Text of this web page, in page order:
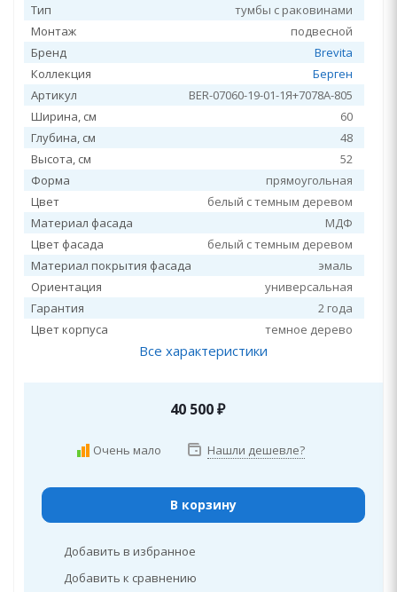
Тип
тумбы с раковинами
Монтаж
подвесной
Бренд
Brevita
Коллекция
Берген
Артикул
BER-07060-19-01-1Я+7078A-805
Ширина, см
60
Глубина, см
48
Высота, см
52
Форма
прямоугольная
Цвет
белый с темным деревом
Материал фасада
МДФ
Цвет фасада
белый с темным деревом
Материал покрытия фасада
эмаль
Ориентация
универсальная
Гарантия
2 года
Цвет корпуса
темное дерево
Все характеристики
40 500₽
Очень мало Нашли дешевле?
В корзину
Добавить в избранное
Добавить к сравнению